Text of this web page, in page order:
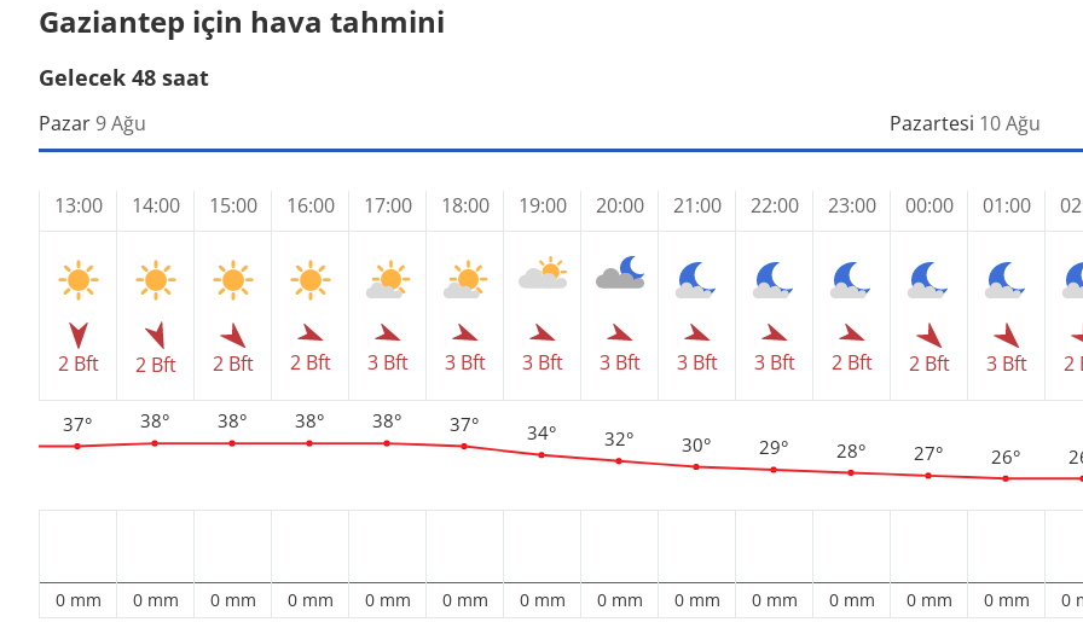
Gaziantep için hava tahmini
Gelecek 48 saat
Pazar9 Ağu
13:00
2 Bft
37°
0 mm
14:00
2 Bft
38°
0 mm
15:00
2 Bft
38°
0 mm
16:00
2 Bft
38°
0 mm
17:00
3 Bft
38°
0 mm
18:00
3 Bft
37°
0 mm
19:00
3 Bft
34°
0 mm
20:00
3 Bft
32°
0 mm
21:00
3 Bft
30°
0 mm
22:00
3 Bft
29°
0 mm
23:00
2 Bft
28°
0 mm
Pazartesi 10 Ağu
00:00
2 Bft
27°
0 mm
01:00
3 Bft
26°
0 mm
2
0